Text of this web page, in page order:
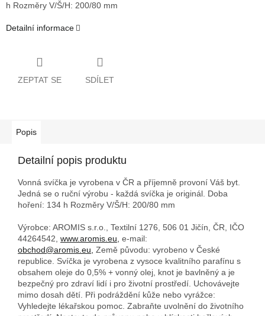
h Rozměry V/Š/H: 200/80 mm
Detailní informace
ZEPTAT SE SDÍLET
Popis
Detailní popis produktu
Vonná svíčka je vyrobena v ČR a příjemně provoní Váš byt.
Jedná se o ruční výrobu - každá svíčka je originál. Doba
hoření: 134 h Rozměry V/Š/H: 200/80 mm
Výrobce: AROMIS s.r.o., Textilní 1276, 506 01 Jičín, ČR, IČO
44264542, www.aromis.eu, e-mail:
obchod@aromis.eu, Země původu: vyrobeno v České
republice. Svíčka je vyrobena z vysoce kvalitního parafínu s
obsahem oleje do 0,5% + vonný olej, knot je bavlněný a je
bezpečný pro zdraví lidí i pro životní prostředí. Uchovávejte
mimo dosah dětí. Při podráždění kůže nebo vyrážce:
Vyhledejte lékařskou pomoc. Zabraňte uvolnění do životního